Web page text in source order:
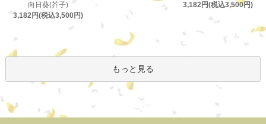
向日葵(芥子)
3,182円(税込3,500円)
3,182円(税込3,500円)
もっと見る